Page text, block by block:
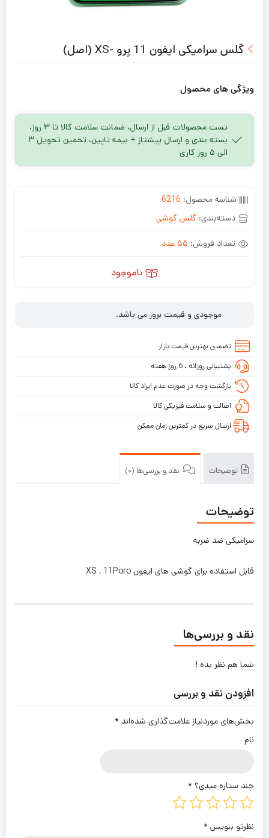
گلس سرامیکی ایفون 11 پرو -XS (اصل)
ویژگی های محصول
تست محصولات قبل از ارسال، ضمانت سلامت کالا تا ۳ روز،
بسته بندی و ارسال پیشتاز + بیمه تاپین، تخمین تحویل ۳
الی ۵ روز کاری
شناسه محصول: 6216
دسته‌بندی: گلس گوشی
تعداد فروش: 55 عدد
ناموجود
موجودی و قیمت بروز می باشد.
تضمین بهترین قیمت بازار
پشتیبانی روزانه ، 6 روز هفته
بازگشت وجه در صورت عدم ایراد کالا
اصالت و سلامت فیزیکی کالا
ارسال سریع در کمترین زمان ممکن
توضیحات نقد و بررسی‌ها (0)
توضیحات
سرامیکی ضد ضربه
قابل استفاده برای گوشی های ایفون XS , 11Poro
نقد و بررسی‌ها
شما هم نظر بده !
افزودن نقد و بررسی
بخش‌های موردنیاز علامت‌گذاری شده‌اند *
نام
چند ستاره میدی؟ *
نظرتو بنویس *